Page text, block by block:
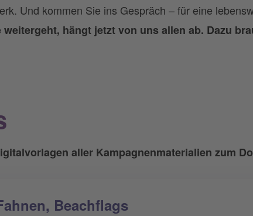
Und kommen Sie ins Gespräch – für eine
hängt jetzt von uns allen ab. Dazu
aller Kampagnenmaterialien zum
Beachflags